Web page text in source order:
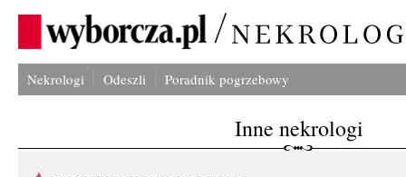
Nekrologi Odeszli Poradnik pogrzebowy
Inne nekrologi